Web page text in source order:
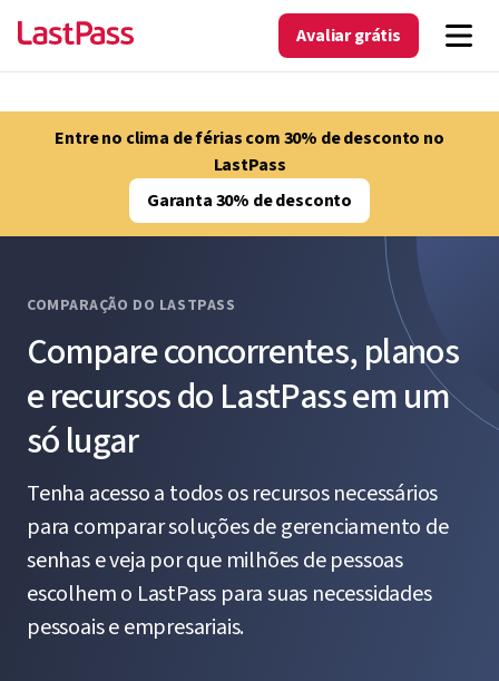
Avaliar grátis
Entre no clima de férias com 30% de desconto no
LastPass
Garanta 30% de desconto
COMPARAÇÃO DO LASTPASS
Compare concorrentes, planos
e recursos do LastPass em um
só lugar
Tenha acesso a todos os recursos necessários
para comparar soluções de gerenciamento de
senhas e veja por que milhões de pessoas
escolhem o LastPass para suas necessidades
pessoais e empresariais.